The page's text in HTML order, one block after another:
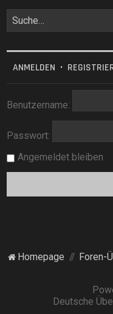
ANMELDEN •
Benutzername:
Passwort:
Angemeldet bleiben
Homepage Foren-
Deutsche